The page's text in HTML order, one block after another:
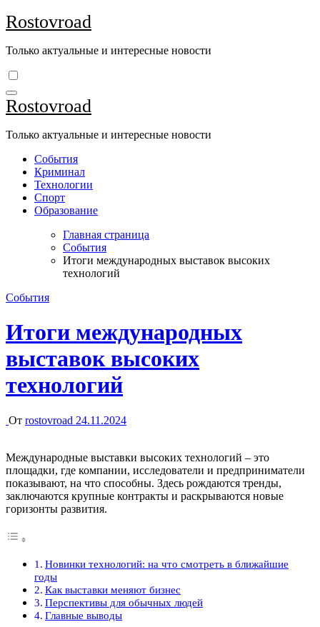
Перейти
к
Rostovroad
Только актуальные и интересные новости
Rostovroad
Только актуальные и интересные новости
События
Криминал
Технологии
Спорт
Образование
Главная страница
События
Итоги международных выставок высоких
технологий
События
Итоги международных
выставок высоких
технологий
От rostovroad 24.11.2024
Международные выставки высоких технологий – это
площадки, где компании, исследователи и предприниматели
показывают, на что способны. Здесь рождаются тренды,
заключаются крупные контракты и раскрываются новые
горизонты развития.
Новинки технологий: на что смотреть в ближайшие
годы
Как выставки меняют бизнес
Перспективы для обычных людей
Главные выводы